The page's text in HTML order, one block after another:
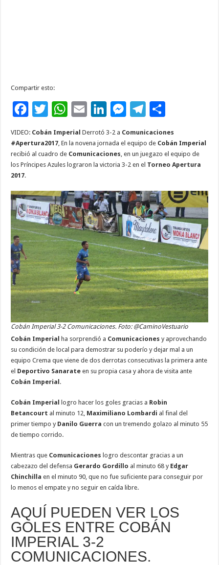
Compartir esto:
F
ac
e
b
o
o
k
T
tt
er
W
h
at
sA
p
p
E
ai
l
Li
k
e
dI
n
M
se
n
g
er
T
el
e
gr
a
m
m
p
ar
ti
r
VIDEO: Cobán Imperial Derrotó 3-2 a Comunicaciones
#Apertura2017, En la novena jornada el equipo de Cobán Imperial
recibió al cuadro de Comunicaciones, en un juegazo el equipo de
los Príncipes Azules lograron la victoria 3-2 en el Torneo Apertura
2017.
Cobán Imperial 3-2 Comunicaciones. Foto: @CaminoVestuario
Cobán Imperial
ha sorprendió a Comunicaciones y aprovechando
su condición de local para demostrar su poderío y dejar mal a un
equipo Crema que viene de dos derrotas consecutivas la primera ante
el Deportivo Sanarate en su propia casa y ahora de visita ante
Cobán Imperial .
Cobán Imperial logro hacer los goles gracias a Robin
Betancourt al minuto 12, Maximiliano Lombardi al final del
primer tiempo y Danilo Guerra con un tremendo golazo al minuto 55
de tiempo corrido.
Mientras que Comunicaciones logro descontar gracias a un
cabezazo del defensa Gerardo Gordillo al minuto 68 y Edgar
Chinchilla en el minuto 90, que no fue suficiente para conseguir por
lo menos el empate y no seguir en caída libre.
AQUÍ PUEDEN VER LOS
GOLES ENTRE COBÁN
IMPERIAL 3-2
COMUNICACIONES.